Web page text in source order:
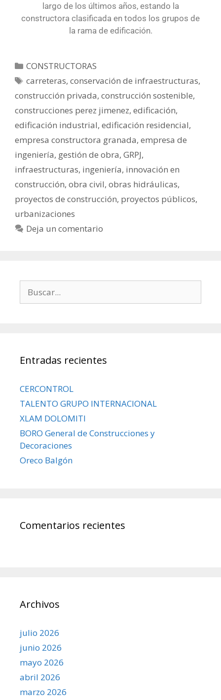
largo de los últimos años, estando la
constructora clasificada en todos los grupos de
la rama de edificación.
CONSTRUCTORAS
carreteras,conservación de infraestructuras,
construcción privada, construcción sostenible,
construcciones perez jimenez, edificación,
edificación industrial, edificación residencial,
empresa constructora granada, empresa de
ingeniería, gestión de obra, GRPJ,
infraestructuras, ingeniería, innovación en
construcción, obra civil, obras hidráulicas,
proyectos de construcción, proyectos públicos,
urbanizaciones
Deja un comentario
Entradas recientes
CERCONTROL
TALENTO GRUPO INTERNACIONAL
XLAM DOLOMITI
BORO General de Construcciones y
Decoraciones
Oreco Balgón
Comentarios recientes
Archivos
julio 2026
junio 2026
mayo 2026
abril 2026
marzo 2026